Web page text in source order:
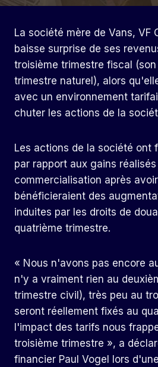
La société mère de Vans, VF
baisse surprise de ses
troisième trimestre fiscal
trimestre naturel), alors
avec un environnement
chuter les actions de la
Les actions de la société ont
par rapport aux gains
commercialisation après
bénéficieraient des
induites par les droits de
quatrième trimestre.
« Nous n'avons pas encore
n'y a vraiment rien au
trimestre civil), très peu au
seront réellement fixés au
l'impact des tarifs nous
troisième trimestre », a
financier Paul Vogel lors